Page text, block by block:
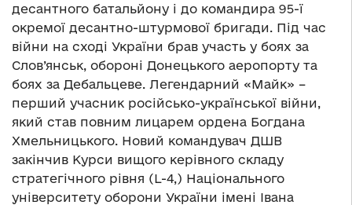
десантного батальйону і до командира 95-ї
окремої десантно-штурмової бригади. Під час
війни на сході України брав участь у боях за
Слов’янськ, обороні Донецького аеропорту та
боях за Дебальцеве. Легендарний «Майк» –
перший учасник російсько-української війни,
який став повним лицарем ордена Богдана
Хмельницького. Новий командувач ДШВ
закінчив Курси вищого керівного складу
стратегічного рівня (L-4,) Національного
університету оборони України імені Івана